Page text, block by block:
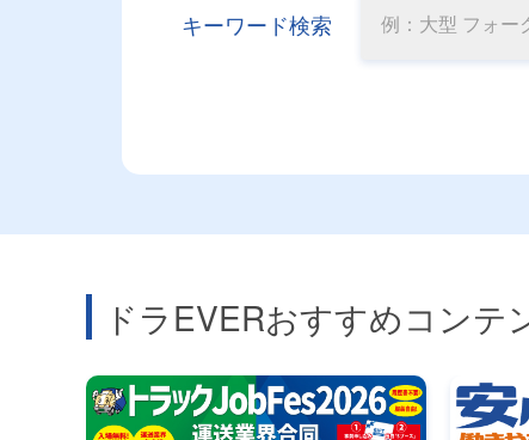
キーワード検索
ドラEVERおすすめコンテ